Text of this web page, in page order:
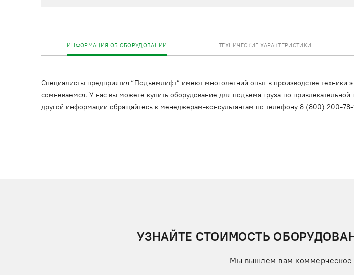
ИНФОРМАЦИЯ ОБ ОБОРУДОВАНИИ ТЕХНИЧЕСКИЕ ХАРАКТЕРИСТИКИ
Специалисты предприятия “Подъемлифт” имеют многолетний опыт в производстве техники
сомневаемся. У нас вы можете купить оборудование для подъема груза по
другой информации обращайтесь к менеджерам-консультантам по телефону 8 (800) 200-78-
УЗНАЙТЕ СТОИМОСТЬ
Мы вышлем вам